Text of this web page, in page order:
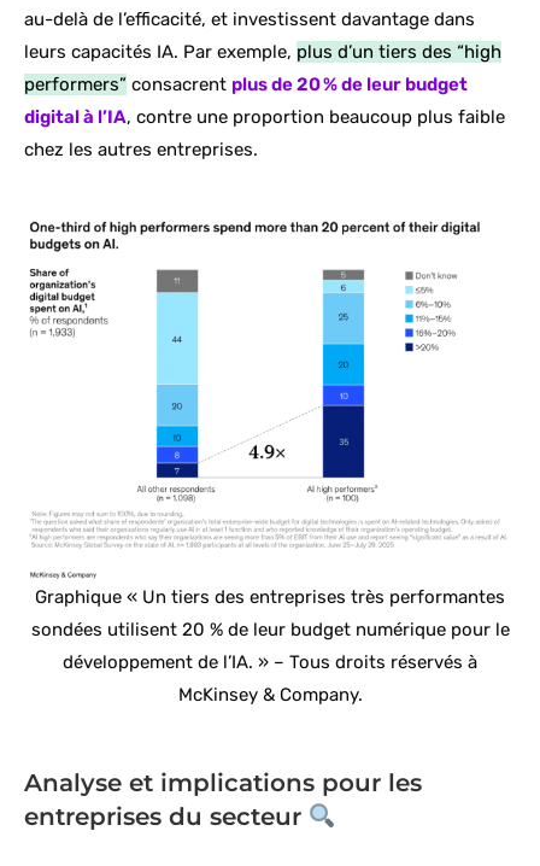
au-delà de l’efficacité, et investissent davantage dans
leurs capacités IA. Par exemple, plus d’un tiers des “high
performers” consacrent plus de 20 % de leur budget
digital à l’IA, contre une proportion beaucoup plus faible
chez les autres entreprises.
Graphique « Un tiers des entreprises très performantes
sondées utilisent 20 % de leur budget numérique pour le
développement de l’IA. » – Tous droits réservés à
McKinsey & Company.
Analyse et implications pour les
entreprises du secteur